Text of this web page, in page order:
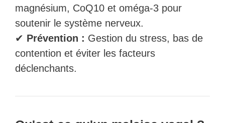
magnésium, CoQ10 et oméga-3 pour
soutenir le système nerveux.
✔ Prévention : Gestion du stress, bas de
contention et éviter les facteurs
déclenchants.